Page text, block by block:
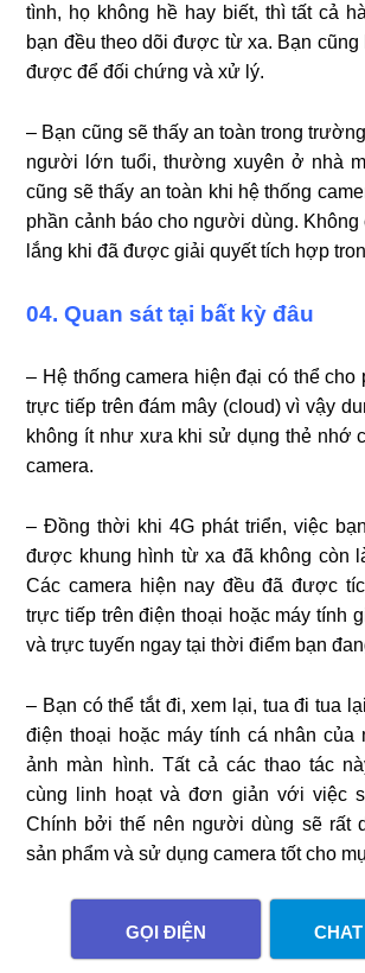
tình, họ không hề hay biết, thì tất cả
bạn đều theo dõi được từ xa. Bạn cũng
được để đối chứng và xử lý.
– Bạn cũng sẽ thấy an toàn trong
người lớn tuổi, thường xuyên ở nhà
cũng sẽ thấy an toàn khi hệ thống
phần cảnh báo cho người dùng. Không
lắng khi đã được giải quyết tích hợp
04. Quan sát tại bất kỳ đâu
– Hệ thống camera hiện đại có thể
trực tiếp trên đám mây (cloud) vì vậy
không ít như xưa khi sử dụng thẻ nhớ
camera.
– Đồng thời khi 4G phát triển, việc
được khung hình từ xa đã không còn
Các camera hiện nay đều đã được
trực tiếp trên điện thoại hoặc máy tính
và trực tuyến ngay tại thời điểm bạn
– Bạn có thể tắt đi, xem lại, tua đi tua
điện thoại hoặc máy tính cá nhân của
ảnh màn hình. Tất cả các thao tác
cùng linh hoạt và đơn giản với việc
Chính bởi thế nên người dùng sẽ rất
sản phẩm và sử dụng camera tốt cho
GỌI ĐIỆN